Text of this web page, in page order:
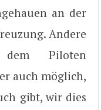
an der
Andere
Piloten
auch möglich,
gibt, wir dies